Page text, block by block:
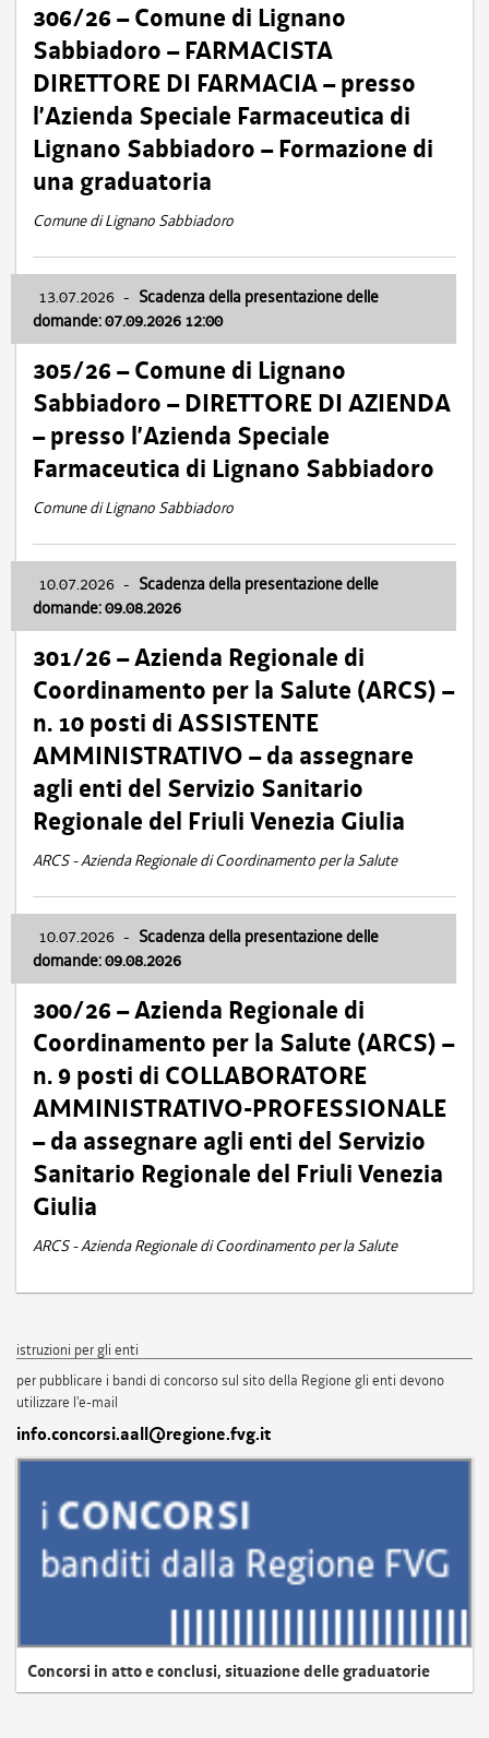
306/26 – Comune di Lignano
Sabbiadoro – FARMACISTA
DIRETTORE DI FARMACIA – presso
l’Azienda Speciale Farmaceutica di
Lignano Sabbiadoro – Formazione di
una graduatoria
Comune di Lignano Sabbiadoro
13.07.2026 - Scadenza della presentazione delle
domande: 07.09.2026 12:00
305/26 – Comune di Lignano
Sabbiadoro – DIRETTORE DI AZIENDA
– presso l’Azienda Speciale
Farmaceutica di Lignano Sabbiadoro
Comune di Lignano Sabbiadoro
10.07.2026 - Scadenza della presentazione delle
domande: 09.08.2026
301/26 – Azienda Regionale di
Coordinamento per la Salute (ARCS) –
n. 10 posti di ASSISTENTE
AMMINISTRATIVO – da assegnare
agli enti del Servizio Sanitario
Regionale del Friuli Venezia Giulia
ARCS - Azienda Regionale di Coordinamento per la Salute
10.07.2026 - Scadenza della presentazione delle
domande: 09.08.2026
300/26 – Azienda Regionale di
Coordinamento per la Salute (ARCS) –
n. 9 posti di COLLABORATORE
AMMINISTRATIVO-PROFESSIONALE
– da assegnare agli enti del Servizio
Sanitario Regionale del Friuli Venezia
Giulia
ARCS - Azienda Regionale di Coordinamento per la Salute
istruzioni per gli enti
per pubblicare i bandi di concorso sul sito della Regione gli enti devono
utilizzare l'e-mail
info.concorsi.aall@regione.fvg.it
Concorsi in atto e conclusi, situazione delle graduatorie